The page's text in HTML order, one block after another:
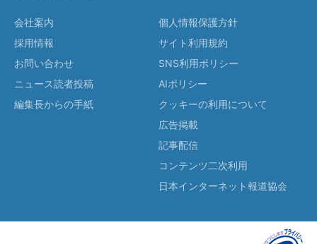
会社案内
採用情報
お問い合わせ
ニュース読者投稿
編集長からの手紙
個人情報保護方針
サイト利用規約
SNS利用ポリシー
AIポリシー
クッキーの利用について
広告掲載
記事配信
コンテンツ二次利用
日本インターネット報道協会